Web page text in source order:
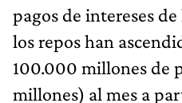
pagos de intereses
los repos han
100.000 millones de
millones) al mes a